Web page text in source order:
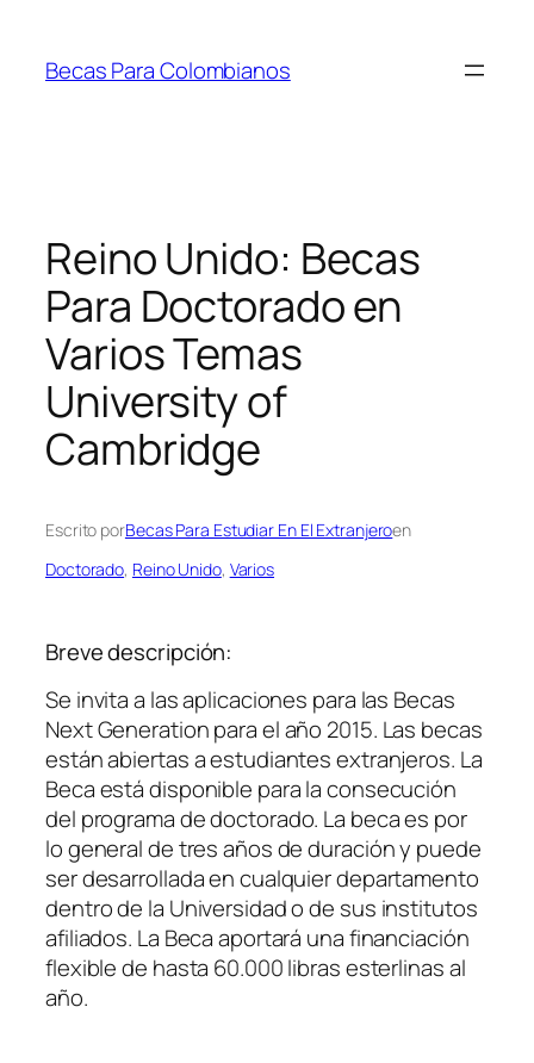
contenido
Becas Para Colombianos
Reino Unido: Becas
Para Doctorado en
Varios Temas
University of
Cambridge
Escrito porBecas Para Estudiar En El Extranjeroen
Doctorado, Reino Unido, Varios
Breve descripción:
Se invita a las aplicaciones para las Becas
Next Generation para el año 2015. Las becas
están abiertas a estudiantes extranjeros. La
Beca está disponible para la consecución
del programa de doctorado. La beca es por
lo general de tres años de duración y puede
ser desarrollada en cualquier departamento
dentro de la Universidad o de sus institutos
afiliados. La Beca aportará una financiación
flexible de hasta 60.000 libras esterlinas al
año.